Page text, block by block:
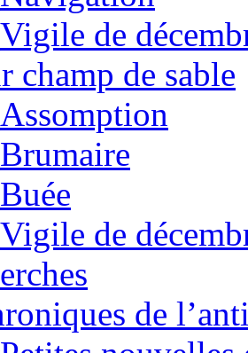
Vigile de
champ de sable
Assomption
Brumaire
Buée
Vigile de
de